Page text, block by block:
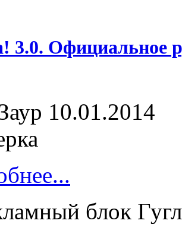
3.0. Официальное
10.01.2014
блок